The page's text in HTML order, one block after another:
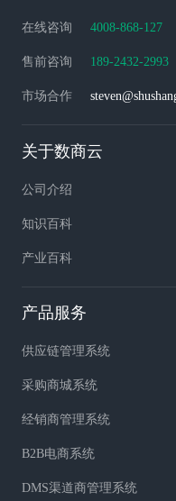
在线咨询 4008-868-127
售前咨询 189-2432-2993
市场合作
关于数商云
公司介绍
知识百科
产业百科
产品服务
供应链管理系统
采购商城系统
经销商管理系统
B2B电商系统
DMS渠道商管理系统